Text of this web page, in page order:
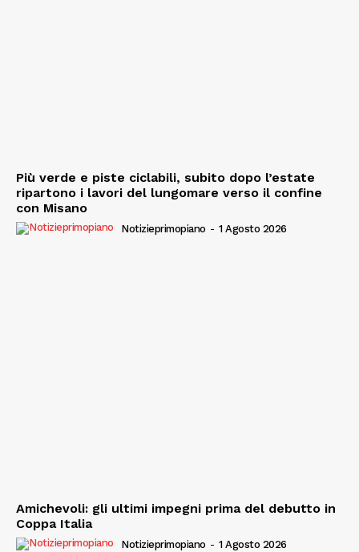
Più verde e piste ciclabili, subito dopo l’estate
ripartono i lavori del lungomare verso il confine
con Misano
Notizieprimopiano - 1 Agosto 2026
Amichevoli: gli ultimi impegni prima del debutto in
Coppa Italia
Notizieprimopiano - 1 Agosto 2026